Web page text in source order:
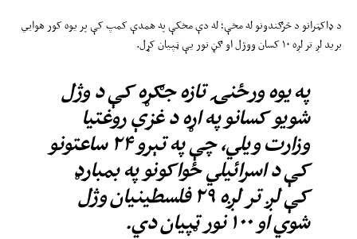
د ډاکټرانو د څرګندونو له مخې؛ له دې مخکې په همدې کمپ کې پر یوه کور هوايي
برید لږ تر لږه ۱۰ کسان ووژل او ګڼ نور یې ټپیان کړل.
په یوه ورځنۍ تازه جګړه کې د وژل
شویو کسانو په اړه د غزې روغتیا
وزارت ویلي، چې په تېرو ۲۴ ساعتونو
کې د اسرائیلي ځواکونو په بمبارډ
کې لږ تر لږه ۲۹ فلسطینیان وژل
شوي او ۱۰۰ نور ټپیان دي.